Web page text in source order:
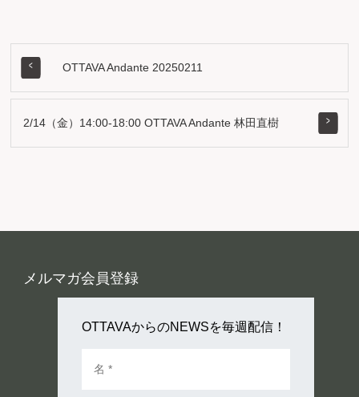
OTTAVA Andante 20250211
2/14（金）14:00-18:00 OTTAVA Andante 林田直樹
メルマガ会員登録
OTTAVAからのNEWSを毎週配信！